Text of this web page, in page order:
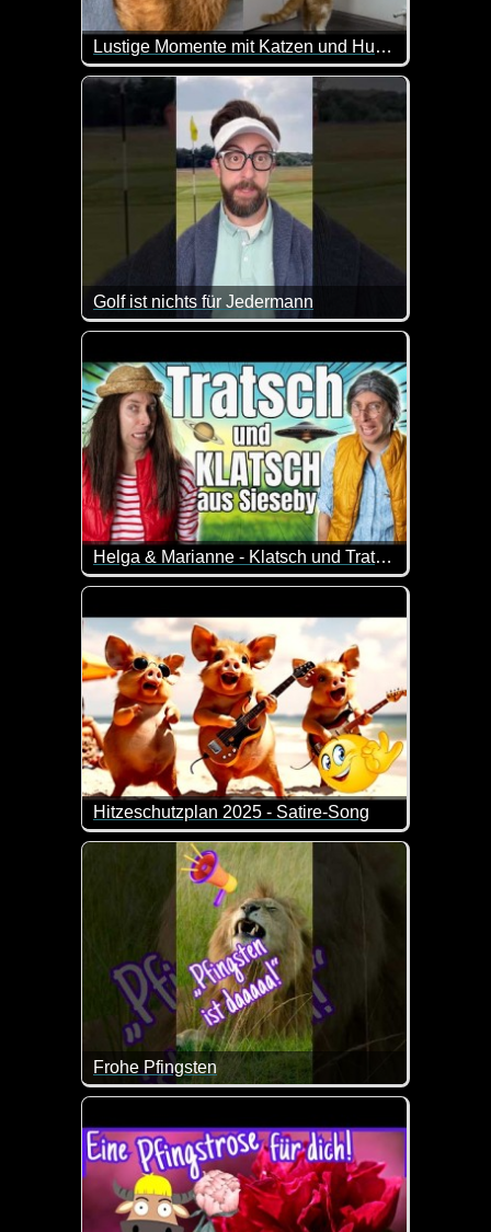
Lustige Momente mit Katzen und Hunden
Katzen macht es einfach Spaß, Dinge
Golf ist nichts für Jedermann
Drei lustige Hoppalas beim Golfen. Ich glaube,
Helga & Marianne - Klatsch und Tratsch aus Sieseby
Helga & Marianne diskutieren über die neusten
Hitzeschutzplan 2025 - Satire-Song
Der Hitzeschutzplan 2025 des
Frohe Pfingsten
Frohe Pfingsten wünsche ich dir mit diesem